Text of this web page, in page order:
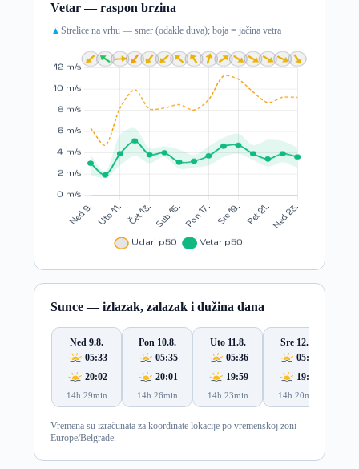
Vetar — raspon brzina
▲ Strelice na vrhu — smer (odakle duva); boja = jačina vetra
Sunce — izlazak, zalazak i dužina dana
Ned 9.8.
05:33
20:02
14h 29min
Pon 10.8.
05:35
20:01
14h 26min
Uto 11.8.
05:36
19:59
14h 23min
Sre 12.8.
05:37
19:58
14h 20min
Vremena su izračunata za koordinate lokacije po vremenskoj zoni
Europe/Belgrade.